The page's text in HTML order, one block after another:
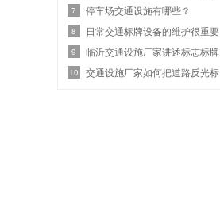
7 停车场交通设施有哪些？
8 ​日常交通标牌设备的维护很重要
9
10